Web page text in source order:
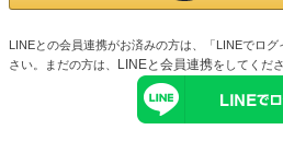
LINEとの会員連携がお済みの方は、「LINEでロ
さい。まだの方は、 LINEと会員連携をしてくださ